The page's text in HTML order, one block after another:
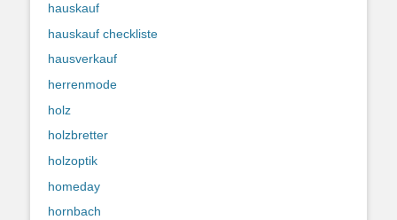
hauskauf
hauskauf checkliste
hausverkauf
herrenmode
holz
holzbretter
holzoptik
homeday
hornbach